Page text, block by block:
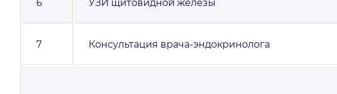
6 УЗИ щитовидной железы
7 Консультация врача-эндокринолога